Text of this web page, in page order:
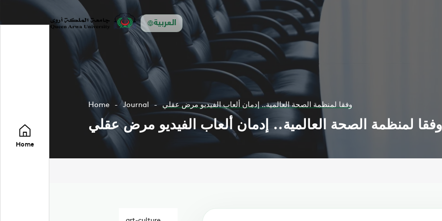
العربية
Home
Home Journal وفقا لمنظمة الصحة العالمية.. إدمان ألعاب الفيديو مرض عقلي
لمنظمة الصحة العالمية.. إدمان ألعاب الفيديو مرض عقلي